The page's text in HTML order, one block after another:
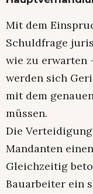
Mit dem
Schuldfrage
wie zu erwarten
werden sich
mit dem
müssen.
Die
Mandanten
Gleichzeitig
Bauarbeiter ein